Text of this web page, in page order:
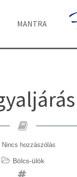
MANTRA
Nincs hozzászólás
Bölcs-ülök